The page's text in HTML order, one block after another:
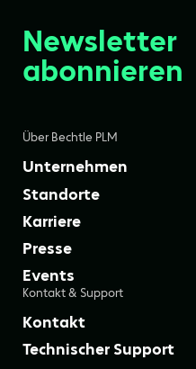
Über Bechtle PLM
Unternehmen
Standorte
Karriere
Presse
Events
Kontakt & Support
Kontakt
Technischer Support
Newsletter
abonnieren